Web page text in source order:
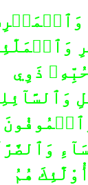
ذَوِي
هُمُ